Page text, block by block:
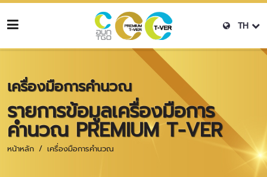
TH
เครื่องมือการคำนวณ
รายการข้อมูลเครื่องมือการ
คำนวณ PREMIUM T-VER
หน้าหลัก เครื่องมือการคำนวณ